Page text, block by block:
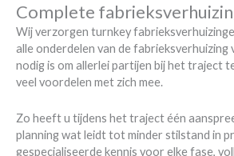
Complete
Wij verzorgen turnkey
alle onderdelen van de
nodig is om allerlei partijen bij het traject
veel voordelen met zich mee.
Zo heeft u tijdens het traject één
planning wat leidt tot minder stilstand in
gespecialiseerde kennis voor elke fase,